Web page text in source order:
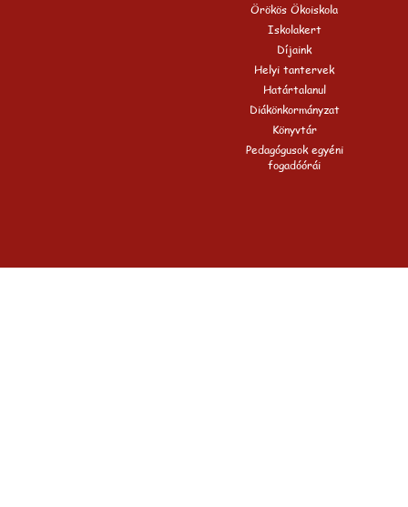
Örökös Ökoiskola
Iskolakert
Díjaink
Helyi tantervek
Határtalanul
Diákönkormányzat
Könyvtár
Pedagógusok egyéni
fogadóórái